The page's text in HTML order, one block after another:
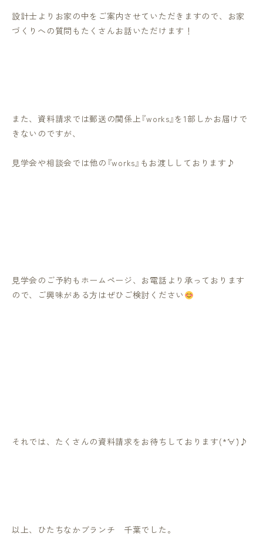
設計士よりお家の中をご案内させていただきますので、お家
づくりへの質問もたくさんお話いただけます！
また、資料請求では郵送の関係上『works』を 1部しかお届けで
きないのですが、
見学会や相談会では他の『works』もお渡ししております ♪
見学会のご予約もホームページ、お電話より承っております
ので、ご興味がある方はぜひご検討ください
それでは、たくさんの資料請求をお待ちしております(*∀`) ♪
以上、ひたちなかブランチ 千葉でした。